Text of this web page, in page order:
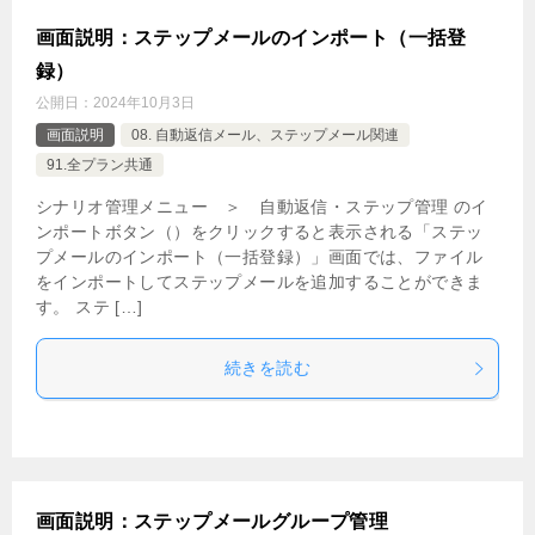
画面説明：ステップメールのインポート（一括登
録）
公開日： 2024年10月3日
画面説明
08. 自動返信メール、ステップメール関連
91.全プラン共通
シナリオ管理メニュー ＞ 自動返信・ステップ管理 のイ
ンポートボタン（）をクリックすると表示される「ステッ
プメールのインポート（一括登録）」画面では、ファイル
をインポートしてステップメールを追加することができま
す。 ステ […]
続きを読む
画面説明：ステップメールグループ管理